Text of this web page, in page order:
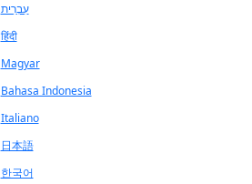
עִבְרִית
हिंदी
Magyar
Bahasa Indonesia
Italiano
日本語
한국어